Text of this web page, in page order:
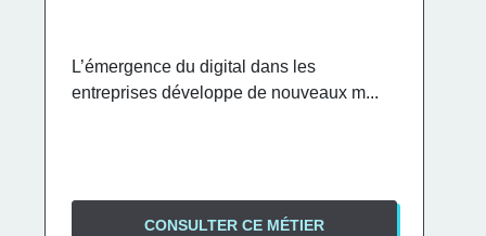
L’émergence du digital dans les
entreprises développe de nouveaux m...
CONSULTER CE MÉTIER